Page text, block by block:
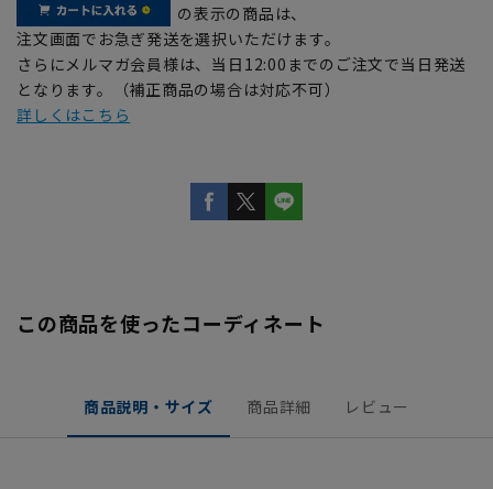
の表示の商品は、
注文画面でお急ぎ発送を選択いただけます。
さらにメルマガ会員様は、当日12:00までのご注文で当日発送
となります。（補正商品の場合は対応不可）
詳しくはこちら
この商品を使ったコーディネート
商品説明・サイズ 商品詳細 レビュー